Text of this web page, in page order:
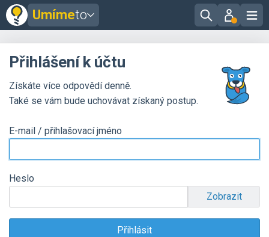
Umímeto
Přihlášení k účtu
Získáte více odpovědí denně.
Také se vám bude uchovávat získaný postup.
E-mail / přihlašovací jméno
Heslo
Zobrazit